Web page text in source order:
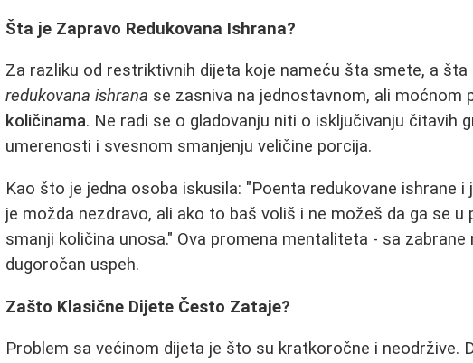
Šta je Zapravo Redukovana Ishrana?
Za razliku od restriktivnih dijeta koje nameću šta smete, a šta
redukovana ishrana se zasniva na jednostavnom, ali moćnom
količinama. Ne radi se o gladovanju niti o isključivanju čitavih
umerenosti i svesnom smanjenju veličine porcija.
Kao što je jedna osoba iskusila: "Poenta redukovane ishrane
je možda nezdravo, ali ako to baš voliš i ne možeš da ga se
smanji količina unosa." Ova promena mentaliteta - sa
dugoročan uspeh.
Zašto Klasične Dijete Često Zataje?
Problem sa većinom dijeta je što su kratkoročne i neodržive.